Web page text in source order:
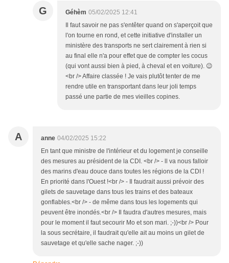
G Géhèm 05/02/2025 12:41
Il faut savoir ne pas s'entêter quand on s'aperçoit que
l'on tourne en rond, et cette initiative d'installer un
ministère des transports ne sert clairement à rien si
au final elle n'a pour effet que de compter les cocus
(qui vont aussi bien à pied, à cheval et en voiture). 😉
<br /> Affaire classée ! Je vais plutôt tenter de me
rendre utile en transportant dans leur joli temps
passé une partie de mes vieilles copines.
A anne 04/02/2025 15:22
En tant que ministre de l'intérieur et du logement je conseille
des mesures au président de la CDI. <br /> - ll va nous falloir
des marins d'eau douce dans toutes les régions de la CDI !
En priorité dans l'Ouest !<br /> - Il faudrait aussi prévoir des
gilets de sauvetage dans tous les trains et des bateaux
gonflables.<br /> - de même dans tous les logements qui
peuvent être inondés.<br /> Il faudra d'autres mesures, mais
pour le moment il faut secourir Mo et son mari. ;-))<br /> Pour
la sous secrétaire, il faudrait qu'elle ait au moins un gilet de
sauvetage et qu'elle sache nager. ;-))